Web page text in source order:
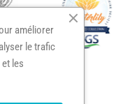
améliorer
le trafic
les